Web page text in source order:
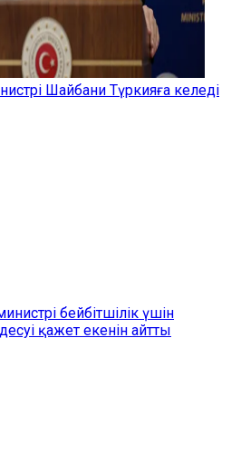
Шайбани Түркияға келеді
бейбітшілік үшін
қажет екенін айтты